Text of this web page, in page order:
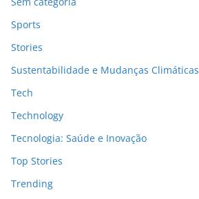
Sports
Stories
Sustentabilidade e Mudanças Climáticas
Tech
Technology
Tecnologia: Saúde e Inovação
Top Stories
Trending